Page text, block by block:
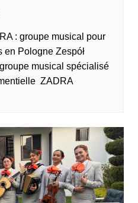
: groupe musical pour
en Pologne Zespół
musical spécialisé
ZADRA